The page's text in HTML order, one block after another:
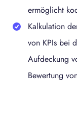
ermöglicht
Kalkulation
von KPIs bei
Aufdeckung
Bewertung